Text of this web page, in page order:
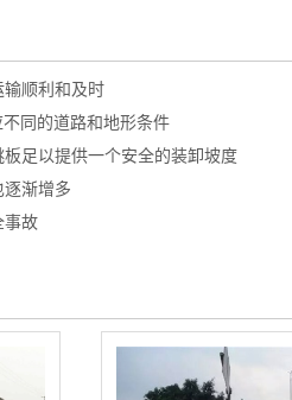
输顺利和及时
同的道路和地形条件
足以提供一个安全的装卸坡度
渐增多
事故